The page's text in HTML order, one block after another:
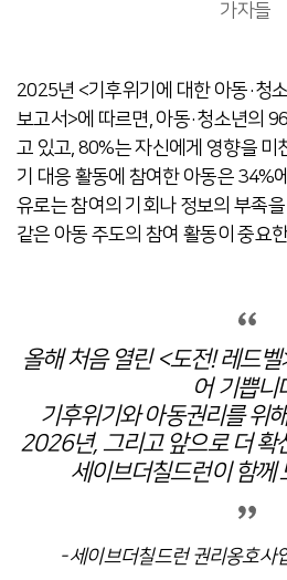
가자들
2025년 <기후위기에 대한 아동·청
보고서>에 따르면, 아동·청소년의
고 있고, 80%는 자신에게 영향을 미
기 대응 활동에 참여한 아동은 34%
유로는 참여의 기회나 정보의 부족
같은 아동 주도의 참여 활동이 중요
올해 처음 열린 <도전! 레드
어 기쁩니
기후위기와 아동권리를 위
2026년, 그리고 앞으로 더 확
세이브더칠드런이 함께
- 세이브더칠드런 권리옹호사